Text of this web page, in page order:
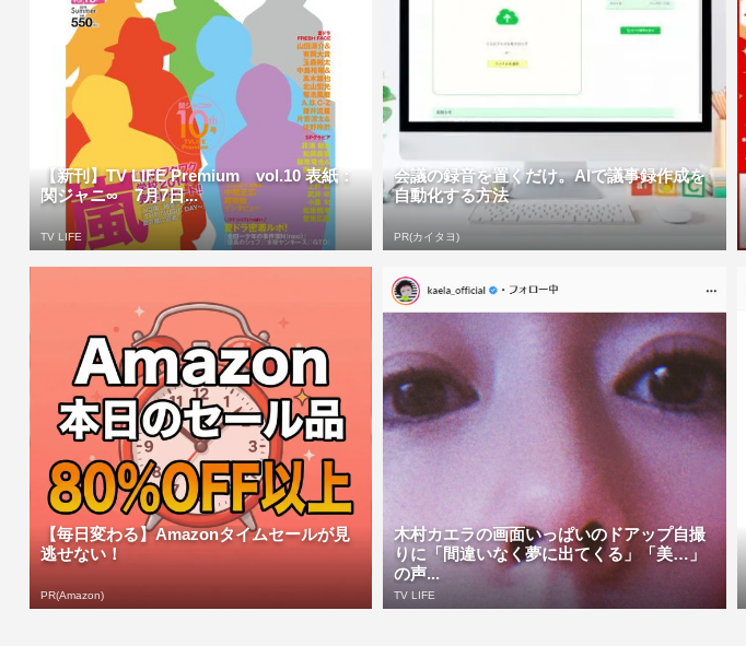
【新刊】TV LIFE Premium vol.10 表紙：
関ジャニ∞ 7月7日...
TV LIFE
会議の録音を置くだけ。AIで議事録作成を
自動化する方法
PR(カイタヨ)
【毎日変わる】Amazonタイムセールが見
逃せない！
PR(Amazon)
木村カエラの画面いっぱいのドアップ自撮
りに「間違いなく夢に出てくる」「美…」
の声...
TV LIFE